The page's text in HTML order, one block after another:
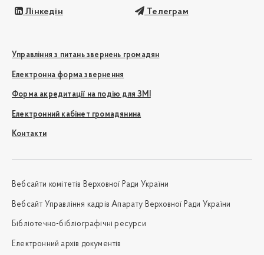
Лінкедін Телеграм
Управління з питань звернень громадян
Електронна форма звернення
Форма акредитації на подію для ЗМІ
Електронний кабінет громадянина
Контакти
Вебсайти комітетів Верховної Ради України
Вебсайт Управління кадрів Апарату Верховної Ради України
Бібліотечно-бібліографічні ресурси
Електронний архів документів